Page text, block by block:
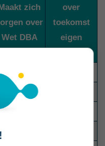
zich
over
Wet DBA
over
toekomst
eigen
19%
23%